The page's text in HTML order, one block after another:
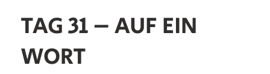
TAG 31 – AUF EIN
WORT